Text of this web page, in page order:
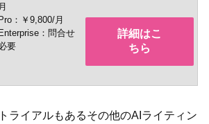
月
Pro：￥9,800/月
Enterprise：問合せ
要
詳細はこ
ちら
ライアルもあるその他のAIライティン